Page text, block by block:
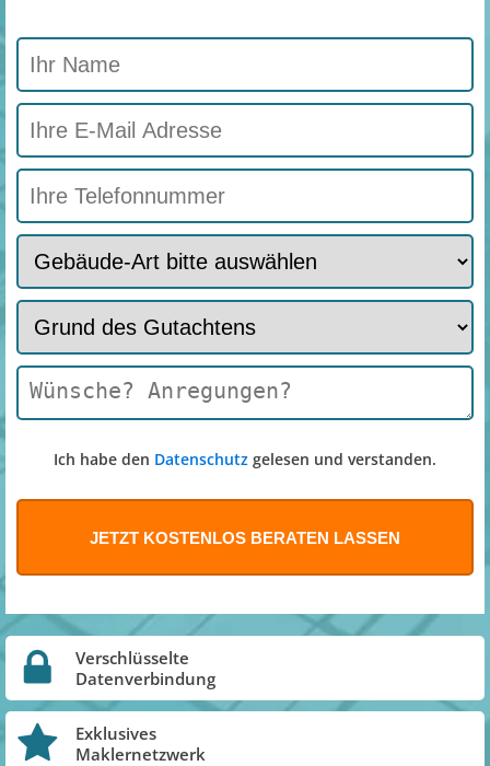
Ich habe den Datenschutz gelesen und verstanden.
Verschlüsselte
Datenverbindung
Exklusives
Maklernetzwerk